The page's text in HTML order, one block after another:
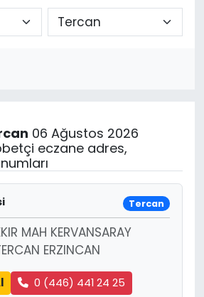
06 Ağustos 2026
eczane adres,
Tercan
MAH KERVANSARAY
ERZINCAN
0 (446) 441 24 25